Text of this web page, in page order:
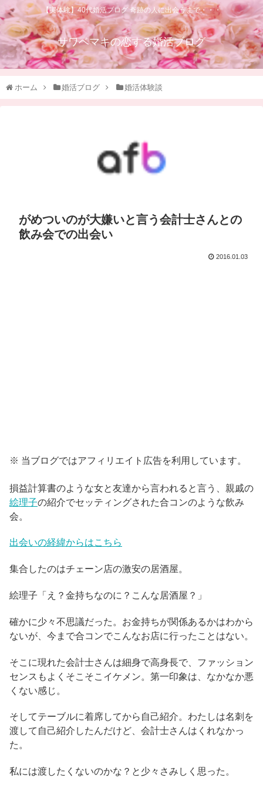
【実体験】40代婚活ブログ 奇跡の人に出会うまで・・・
サワベマキの恋する婚活ブログ
ホーム 婚活ブログ 婚活体験談
がめついのが大嫌いと言う会計士さんとの
飲み会での出会い
2016.01.03
※ 当ブログではアフィリエイト広告を利用しています。
損益計算書のような女と友達から言われると言う、親戚の
絵理子の紹介でセッティングされた合コンのような飲み
会。
出会いの経緯からはこちら
集合したのはチェーン店の激安の居酒屋。
絵理子「え？金持ちなのに？こんな居酒屋？」
確かに少々不思議だった。お金持ちが関係あるかはわから
ないが、今まで合コンでこんなお店に行ったことはない。
そこに現れた会計士さんは細身で高身長で、ファッション
センスもよくそこそこイケメン。第一印象は、なかなか悪
くない感じ。
そしてテーブルに着席してから自己紹介。わたしは名刺を
渡して自己紹介したんだけど、会計士さんはくれなかっ
た。
私には渡したくないのかな？と少々さみしく思った。